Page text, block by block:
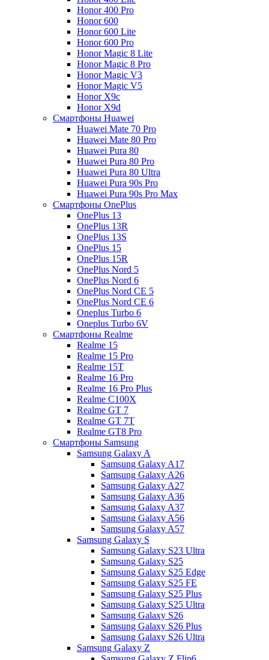
Honor 400 Pro
Honor 600
Honor 600 Lite
Honor 600 Pro
Honor Magic 8 Lite
Honor Magic 8 Pro
Honor Magic V3
Honor Magic V5
Honor X9c
Honor X9d
Смартфоны Huawei
Huawei Mate 70 Pro
Huawei Mate 80 Pro
Huawei Pura 80
Huawei Pura 80 Pro
Huawei Pura 80 Ultra
Huawei Pura 90s Pro
Huawei Pura 90s Pro Max
Смартфоны OnePlus
OnePlus 13
OnePlus 13R
OnePlus 13S
OnePlus 15
OnePlus 15R
OnePlus Nord 5
OnePlus Nord 6
OnePlus Nord CE 5
OnePlus Nord CE 6
Oneplus Turbo 6
Oneplus Turbo 6V
Смартфоны Realme
Realme 15
Realme 15 Pro
Realme 15T
Realme 16 Pro
Realme 16 Pro Plus
Realme C100X
Realme GT 7
Realme GT 7T
Realme GT8 Pro
Смартфоны Samsung
Samsung Galaxy A
Samsung Galaxy A17
Samsung Galaxy A26
Samsung Galaxy A27
Samsung Galaxy A36
Samsung Galaxy A37
Samsung Galaxy A56
Samsung Galaxy A57
Samsung Galaxy S
Samsung Galaxy S23 Ultra
Samsung Galaxy S25
Samsung Galaxy S25 Edge
Samsung Galaxy S25 FE
Samsung Galaxy S25 Plus
Samsung Galaxy S25 Ultra
Samsung Galaxy S26
Samsung Galaxy S26 Plus
Samsung Galaxy S26 Ultra
Samsung Galaxy Z